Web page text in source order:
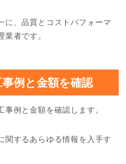
に、品質とコストパフォーマ
業者です。
例と金額を確認
事例と金額を確認します。
関するあらゆる情報を入手す